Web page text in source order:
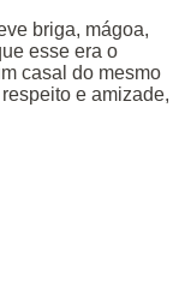
briga, mágoa,
esse era o
casal do mesmo
e amizade,